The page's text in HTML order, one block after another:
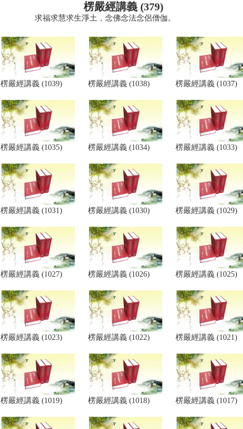
楞嚴經講義 (379)
求福求慧求生淨土，念佛念法念侶僧伽。
楞嚴經講義 (1039) 楞嚴經講義 (1038) 楞嚴經講義 (1037)
楞嚴經講義 (1035) 楞嚴經講義 (1034) 楞嚴經講義 (1033)
楞嚴經講義 (1031) 楞嚴經講義 (1030) 楞嚴經講義 (1029)
楞嚴經講義 (1027) 楞嚴經講義 (1026) 楞嚴經講義 (1025)
楞嚴經講義 (1023) 楞嚴經講義 (1022) 楞嚴經講義 (1021)
楞嚴經講義 (1019) 楞嚴經講義 (1018) 楞嚴經講義 (1017)